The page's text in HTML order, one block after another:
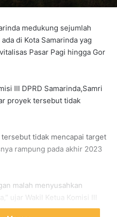
medukung sejumlah
di Kota Samarinda yag
Pasar Pagi hingga Gor
III DPRD Samarinda,Samri
proyek tersebut tidak
tidak mencapai target
rampung pada akhir 2023
malah menyusahkan
ujar Wakil Ketua Komisi III